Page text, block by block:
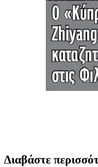
Διαβάστε